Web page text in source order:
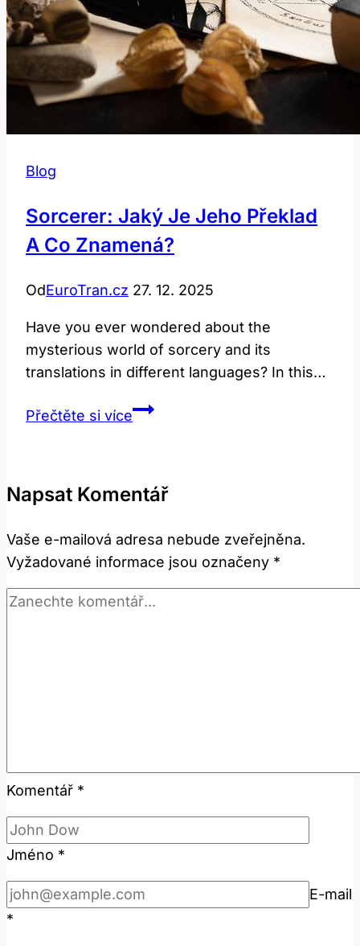
Blog
Sorcerer: Jaký Je Jeho Překlad
A Co Znamená?
OdEuroTran.cz 27. 12. 2025
Have you ever wondered about the
mysterious world of sorcery and its
translations in different languages? In this…
Přečtěte si víceSorcerer:
Překlad
Co
Znamená?
Napsat Komentář
Vaše e-mailová adresa nebude zveřejněna.
Vyžadované informace jsou označeny *
Komentář *
Jméno *
E-mail
*